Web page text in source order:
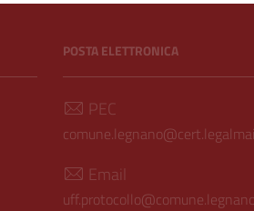
POSTA ELETTRONICA
PEC
Email